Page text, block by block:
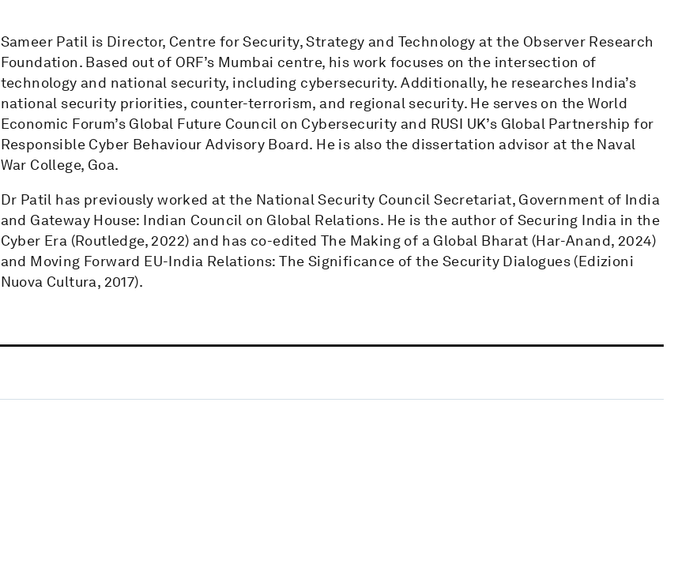
Sameer Patil is Director, Centre for Security, Strategy and Technology at the Observer Research
Foundation. Based out of ORF’s Mumbai centre, his work focuses on the intersection of
technology and national security, including cybersecurity. Additionally, he researches India’s
national security priorities, counter-terrorism, and regional security. He serves on the World
Economic Forum’s Global Future Council on Cybersecurity and RUSI UK’s Global Partnership for
Responsible Cyber Behaviour Advisory Board. He is also the dissertation advisor at the Naval
War College, Goa.
Dr Patil has previously worked at the National Security Council Secretariat, Government of India
and Gateway House: Indian Council on Global Relations. He is the author of Securing India in the
Cyber Era (Routledge, 2022) and has co-edited The Making of a Global Bharat (Har-Anand, 2024)
and Moving Forward EU-India Relations: The Significance of the Security Dialogues (Edizioni
Nuova Cultura, 2017).